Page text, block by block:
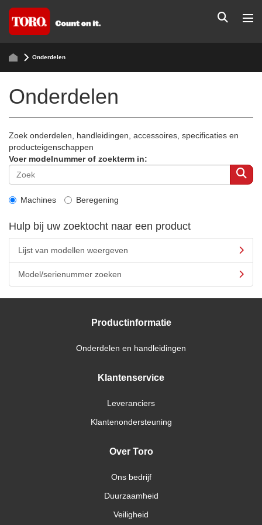
Onderdelen
Onderdelen
Zoek onderdelen, handleidingen, accessoires, specificaties en
producteigenschappen
Voer modelnummer of zoekterm in:
Machines Beregening
Hulp bij uw zoektocht naar een product
Lijst van modellen weergeven
Model/serienummer zoeken
Productinformatie
Onderdelen en handleidingen
Klantenservice
Leveranciers
Klantenondersteuning
Over Toro
Ons bedrijf
Duurzaamheid
Veiligheid